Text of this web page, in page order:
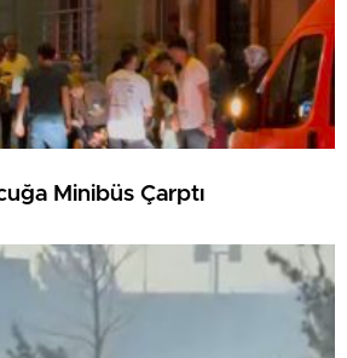
Minibüs Çarptı